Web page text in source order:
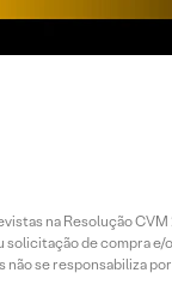
na Resolução
de compra e/
se responsabiliza